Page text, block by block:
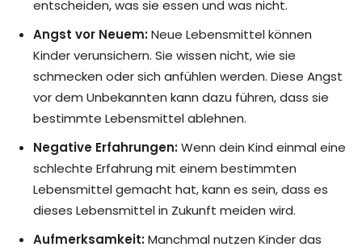
entscheiden, was sie essen und was nicht.
Angst vor Neuem:Neue Lebensmittel können
Kinder verunsichern. Sie wissen nicht, wie sie
schmecken oder sich anfühlen werden. Diese Angst
vor dem Unbekannten kann dazu führen, dass sie
bestimmte Lebensmittel ablehnen.
Negative Erfahrungen:Wenn dein Kind einmal eine
schlechte Erfahrung mit einem bestimmten
Lebensmittel gemacht hat, kann es sein, dass es
dieses Lebensmittel in Zukunft meiden wird.
Aufmerksamkeit:Manchmal nutzen Kinder das